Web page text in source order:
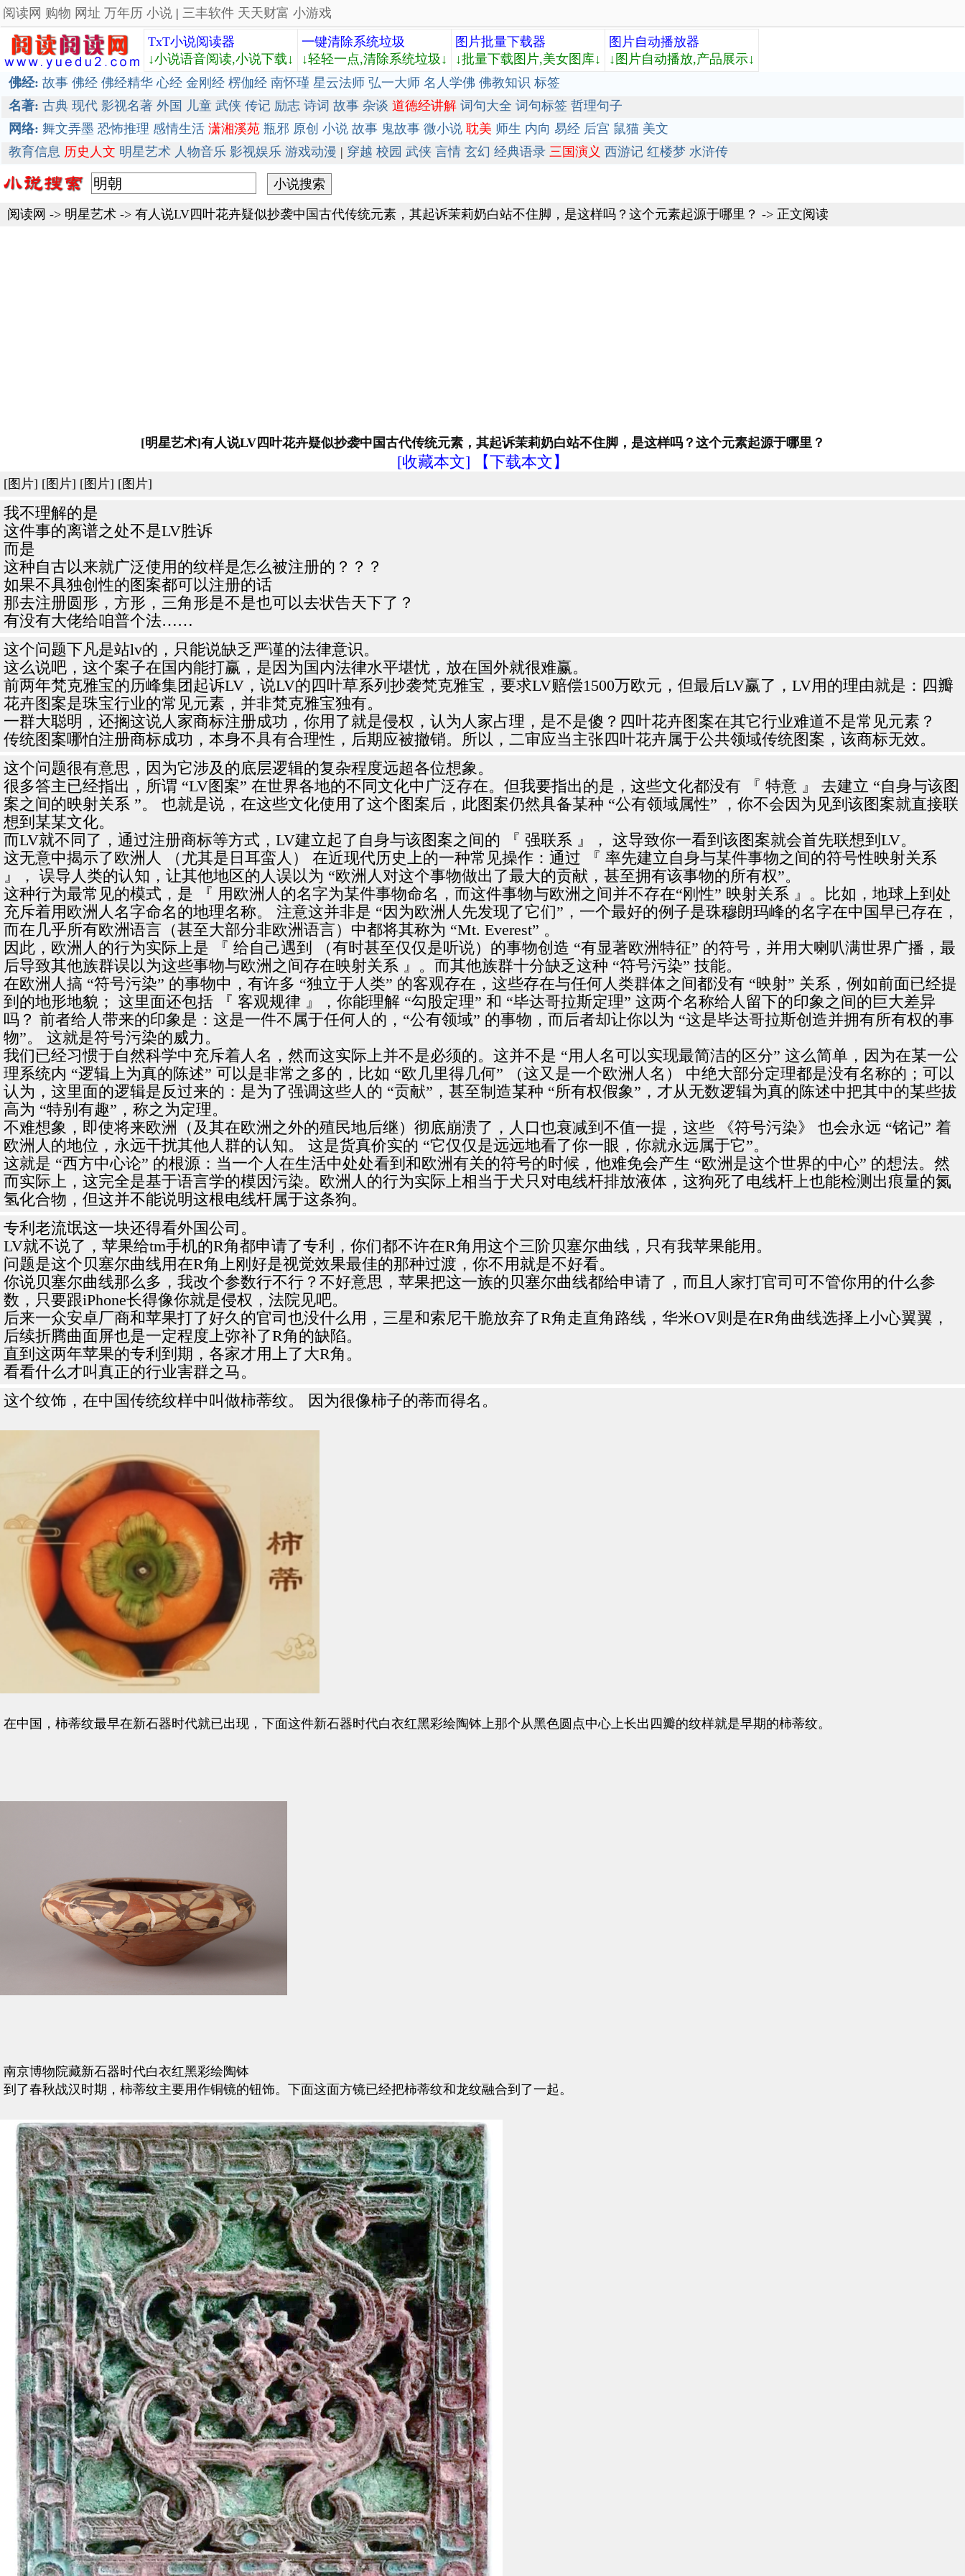
阅读网 购物 网址 万年历 小说 | 三丰软件 天天财富 小游戏
TxT小说阅读器
↓小说语音阅读,小说下载↓
一键清除系统垃圾
↓轻轻一点,清除系统垃圾↓
图片批量下载器
↓批量下载图片,美女图库↓
图片自动播放器
↓图片自动播放,产品展示↓
佛经: 故事 佛经 佛经精华 心经 金刚经 楞伽经 南怀瑾 星云法师 弘一大师 名人学佛 佛教知识 标签
名著: 古典 现代 影视名著 外国 儿童 武侠 传记 励志 诗词 故事 杂谈 道德经讲解 词句大全 词句标签 哲理句子
网络: 舞文弄墨 恐怖推理 感情生活 潇湘溪苑 瓶邪 原创 小说 故事 鬼故事 微小说 耽美 师生 内向 易经 后宫 鼠猫 美文
教育信息 历史人文 明星艺术 人物音乐 影视娱乐 游戏动漫 | 穿越 校园 武侠 言情 玄幻 经典语录 三国演义 西游记 红楼梦 水浒传
阅读网 -> 明星艺术 -> 有人说LV四叶花卉疑似抄袭中国古代传统元素，其起诉茉莉奶白站不住脚，是这样吗？这个元素起源于哪里？ -> 正文阅读
[明星艺术]有人说LV四叶花卉疑似抄袭中国古代传统元素，其起诉茉莉奶白站不住脚，是这样吗？这个元素起源于哪里？
[收藏本文] 【下载本文】
[图片] [图片] [图片] [图片]
我不理解的是
这件事的离谱之处不是LV胜诉
而是
这种自古以来就广泛使用的纹样是怎么被注册的？？？
如果不具独创性的图案都可以注册的话
那去注册圆形，方形，三角形是不是也可以去状告天下了？
有没有大佬给咱普个法……
这个问题下凡是站lv的，只能说缺乏严谨的法律意识。
这么说吧，这个案子在国内能打赢，是因为国内法律水平堪忧，放在国外就很难赢。
前两年梵克雅宝的历峰集团起诉LV，说LV的四叶草系列抄袭梵克雅宝，要求LV赔偿1500万欧元，但最后LV赢了，LV用的理由就是：四瓣
花卉图案是珠宝行业的常见元素，并非梵克雅宝独有。
一群大聪明，还搁这说人家商标注册成功，你用了就是侵权，认为人家占理，是不是傻？四叶花卉图案在其它行业难道不是常见元素？
传统图案哪怕注册商标成功，本身不具有合理性，后期应被撤销。所以，二审应当主张四叶花卉属于公共领域传统图案，该商标无效。
这个问题很有意思，因为它涉及的底层逻辑的复杂程度远超各位想象。
很多答主已经指出，所谓 “LV图案” 在世界各地的不同文化中广泛存在。但我要指出的是，这些文化都没有 『 特意 』 去建立 “自身与该图
案之间的映射关系 ”。 也就是说，在这些文化使用了这个图案后，此图案仍然具备某种 “公有领域属性” ，你不会因为见到该图案就直接联
想到某某文化。
而LV就不同了，通过注册商标等方式，LV建立起了自身与该图案之间的 『 强联系 』， 这导致你一看到该图案就会首先联想到LV。
这无意中揭示了欧洲人 （尤其是日耳蛮人） 在近现代历史上的一种常见操作：通过 『 率先建立自身与某件事物之间的符号性映射关系
』， 误导人类的认知，让其他地区的人误以为 “欧洲人对这个事物做出了最大的贡献，甚至拥有该事物的所有权”。
这种行为最常见的模式，是 『 用欧洲人的名字为某件事物命名，而这件事物与欧洲之间并不存在“刚性” 映射关系 』。比如，地球上到处
充斥着用欧洲人名字命名的地理名称。 注意这并非是 “因为欧洲人先发现了它们”，一个最好的例子是珠穆朗玛峰的名字在中国早已存在，
而在几乎所有欧洲语言（甚至大部分非欧洲语言）中都将其称为 “Mt. Everest” 。
因此，欧洲人的行为实际上是 『 给自己遇到 （有时甚至仅仅是听说）的事物创造 “有显著欧洲特征” 的符号，并用大喇叭满世界广播，最
后导致其他族群误以为这些事物与欧洲之间存在映射关系 』。而其他族群十分缺乏这种 “符号污染” 技能。
在欧洲人搞 “符号污染” 的事物中，有许多 “独立于人类” 的客观存在，这些存在与任何人类群体之间都没有 “映射” 关系，例如前面已经提
到的地形地貌； 这里面还包括 『 客观规律 』，你能理解 “勾股定理” 和 “毕达哥拉斯定理” 这两个名称给人留下的印象之间的巨大差异
吗？ 前者给人带来的印象是：这是一件不属于任何人的，“公有领域” 的事物，而后者却让你以为 “这是毕达哥拉斯创造并拥有所有权的事
物”。 这就是符号污染的威力。
我们已经习惯于自然科学中充斥着人名，然而这实际上并不是必须的。这并不是 “用人名可以实现最简洁的区分” 这么简单，因为在某一公
理系统内 “逻辑上为真的陈述” 可以是非常之多的，比如 “欧几里得几何” （这又是一个欧洲人名） 中绝大部分定理都是没有名称的；可以
认为，这里面的逻辑是反过来的：是为了强调这些人的 “贡献”，甚至制造某种 “所有权假象”，才从无数逻辑为真的陈述中把其中的某些拔
高为 “特别有趣”，称之为定理。
不难想象，即使将来欧洲（及其在欧洲之外的殖民地后继）彻底崩溃了，人口也衰减到不值一提，这些 《符号污染》 也会永远 “铭记” 着
欧洲人的地位，永远干扰其他人群的认知。 这是货真价实的 “它仅仅是远远地看了你一眼，你就永远属于它”。
这就是 “西方中心论” 的根源：当一个人在生活中处处看到和欧洲有关的符号的时候，他难免会产生 “欧洲是这个世界的中心” 的想法。然
而实际上，这完全是基于语言学的模因污染。欧洲人的行为实际上相当于犬只对电线杆排放液体，这狗死了电线杆上也能检测出痕量的氮
氢化合物，但这并不能说明这根电线杆属于这条狗。
专利老流氓这一块还得看外国公司。
LV就不说了，苹果给tm手机的R角都申请了专利，你们都不许在R角用这个三阶贝塞尔曲线，只有我苹果能用。
问题是这个贝塞尔曲线用在R角上刚好是视觉效果最佳的那种过渡，你不用就是不好看。
你说贝塞尔曲线那么多，我改个参数行不行？不好意思，苹果把这一族的贝塞尔曲线都给申请了，而且人家打官司可不管你用的什么参
数，只要跟iPhone长得像你就是侵权，法院见吧。
后来一众安卓厂商和苹果打了好久的官司也没什么用，三星和索尼干脆放弃了R角走直角路线，华米OV则是在R角曲线选择上小心翼翼，
后续折腾曲面屏也是一定程度上弥补了R角的缺陷。
直到这两年苹果的专利到期，各家才用上了大R角。
看看什么才叫真正的行业害群之马。
这个纹饰，在中国传统纹样中叫做柿蒂纹。 因为很像柿子的蒂而得名。
在中国，柿蒂纹最早在新石器时代就已出现，下面这件新石器时代白衣红黑彩绘陶钵上那个从黑色圆点中心上长出四瓣的纹样就是早期的柿蒂纹。
南京博物院藏新石器时代白衣红黑彩绘陶钵
到了春秋战汉时期，柿蒂纹主要用作铜镜的钮饰。下面这面方镜已经把柿蒂纹和龙纹融合到了一起。